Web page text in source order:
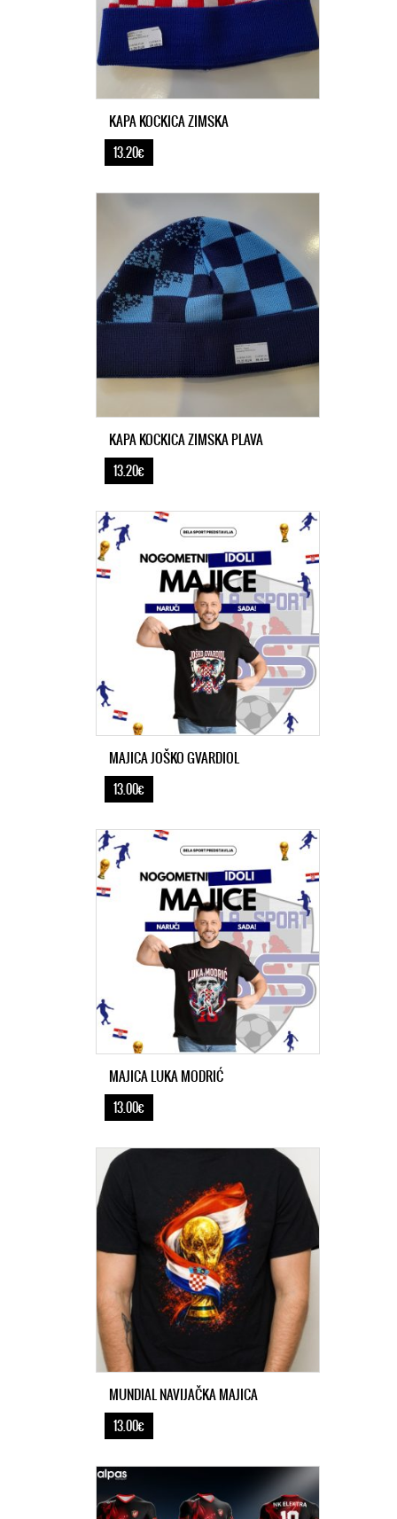
KAPA KOCKICA ZIMSKA
13.20€
KAPA KOCKICA ZIMSKA PLAVA
13.20€
MAJICA JOŠKO GVARDIOL
13.00€
MAJICA LUKA MODRIĆ
13.00€
MUNDIAL NAVIJAČKA MAJICA
13.00€